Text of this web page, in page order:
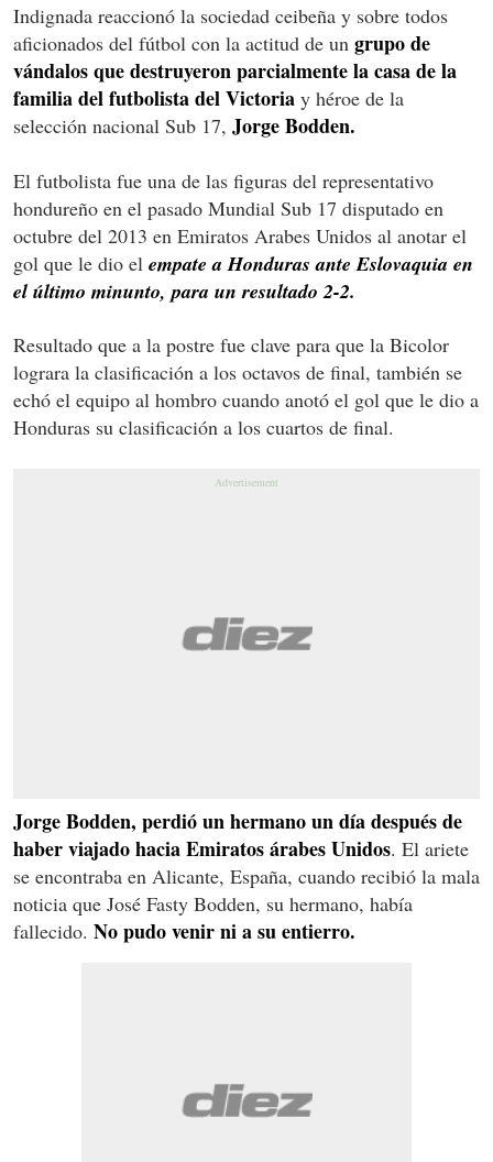
Indignada reaccionó la sociedad ceibeña y sobre todos
aficionados del fútbol con la actitud de un grupo de
vándalos que destruyeron parcialmente la casa de la
familia del futbolista del Victoria y héroe de la
selección nacional Sub 17, Jorge Bodden.
El futbolista fue una de las figuras del representativo
hondureño en el pasado Mundial Sub 17 disputado en
octubre del 2013 en Emiratos Arabes Unidos al anotar el
gol que le dio el empate a Honduras ante Eslovaquia en
el último minunto, para un resultado 2-2.
Resultado que a la postre fue clave para que la Bicolor
lograra la clasificación a los octavos de final, también se
echó el equipo al hombro cuando anotó el gol que le dio a
Honduras su clasificación a los cuartos de final.
Jorge Bodden, perdió un hermano un día después de
haber viajado hacia Emiratos árabes Unidos. El ariete
se encontraba en Alicante, España, cuando recibió la mala
noticia que José Fasty Bodden, su hermano, había
fallecido. No pudo venir ni a su entierro.